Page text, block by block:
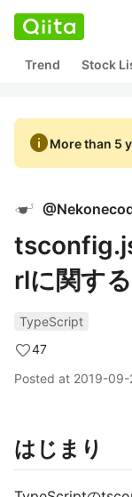
Trend Stock
infoMore than 5
@
rlに関す
TypeScript
47
Posted at 2019-09-
はじまり